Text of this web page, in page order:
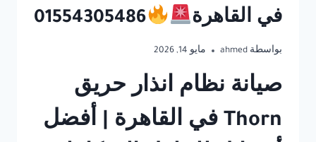
في القاهرة
01554305486
بواسطة ahmed مايو 14, 2026
صيانة نظام انذار حريق
Thorn في القاهرة | أفضل